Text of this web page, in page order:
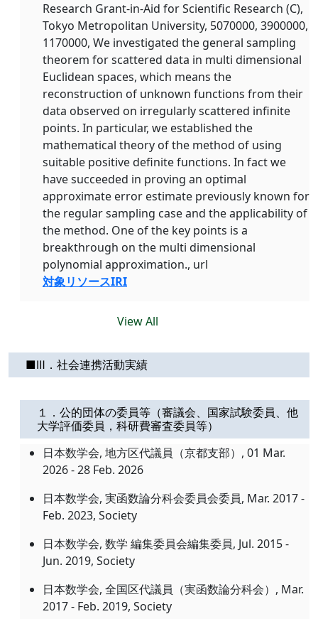
Research Grant-in-Aid for Scientific Research (C),
Tokyo Metropolitan University, 5070000, 3900000,
1170000, We investigated the general sampling
theorem for scattered data in multi dimensional
Euclidean spaces, which means the
reconstruction of unknown functions from their
data observed on irregularly scattered infinite
points. In particular, we established the
mathematical theory of the method of using
suitable positive definite functions. In fact we
have succeeded in proving an optimal
approximate error estimate previously known for
the regular sampling case and the applicability of
the method. One of the key points is a
breakthrough on the multi dimensional
polynomial approximation., url
対象リソースIRI
View All
■Ⅲ．社会連携活動実績
１．公的団体の委員等（審議会、国家試験委員、他
大学評価委員，科研費審査委員等）
日本数学会, 地方区代議員（京都支部）, 01 Mar.
2026 - 28 Feb. 2026
日本数学会, 実函数論分科会委員会委員, Mar. 2017 -
Feb. 2023, Society
日本数学会, 数学 編集委員会編集委員, Jul. 2015 -
Jun. 2019, Society
日本数学会, 全国区代議員（実函数論分科会）, Mar.
2017 - Feb. 2019, Society